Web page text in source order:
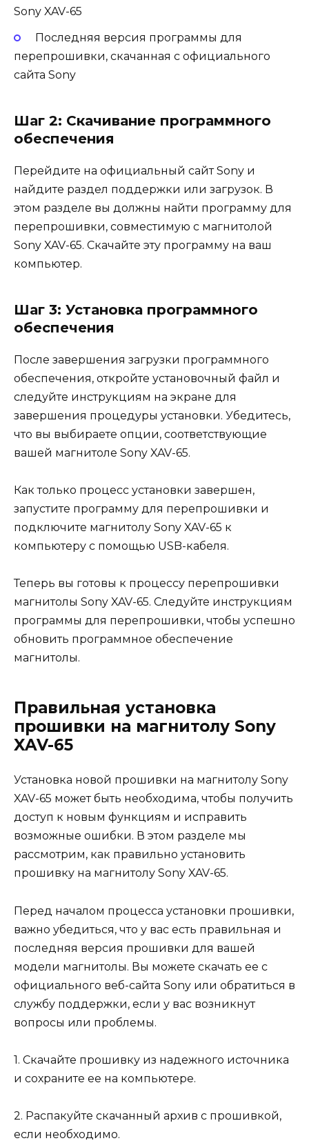
Sony XAV-65
Последняя версия программы для
перепрошивки, скачанная с официального
сайта Sony
Шаг 2: Скачивание программного
обеспечения
Перейдите на официальный сайт Sony и
найдите раздел поддержки или загрузок. В
этом разделе вы должны найти программу для
перепрошивки, совместимую с магнитолой
Sony XAV-65. Скачайте эту программу на ваш
компьютер.
Шаг 3: Установка программного
обеспечения
После завершения загрузки программного
обеспечения, откройте установочный файл и
следуйте инструкциям на экране для
завершения процедуры установки. Убедитесь,
что вы выбираете опции, соответствующие
вашей магнитоле Sony XAV-65.
Как только процесс установки завершен,
запустите программу для перепрошивки и
подключите магнитолу Sony XAV-65 к
компьютеру с помощью USB-кабеля.
Теперь вы готовы к процессу перепрошивки
магнитолы Sony XAV-65. Следуйте инструкциям
программы для перепрошивки, чтобы успешно
обновить программное обеспечение
магнитолы.
Правильная установка
прошивки на магнитолу Sony
XAV-65
Установка новой прошивки на магнитолу Sony
XAV-65 может быть необходима, чтобы получить
доступ к новым функциям и исправить
возможные ошибки. В этом разделе мы
рассмотрим, как правильно установить
прошивку на магнитолу Sony XAV-65.
Перед началом процесса установки прошивки,
важно убедиться, что у вас есть правильная и
последняя версия прошивки для вашей
модели магнитолы. Вы можете скачать ее с
официального веб-сайта Sony или обратиться в
службу поддержки, если у вас возникнут
вопросы или проблемы.
1. Скачайте прошивку из надежного источника
и сохраните ее на компьютере.
2. Распакуйте скачанный архив с прошивкой,
если необходимо.